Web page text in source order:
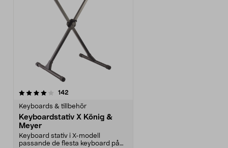
142
Keyboards & tillbehör
Keyboardstativ X König &
Meyer
Keyboard stativ i X-modell
passande de flesta keyboard på